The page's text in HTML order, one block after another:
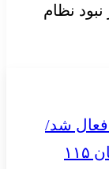
نظام